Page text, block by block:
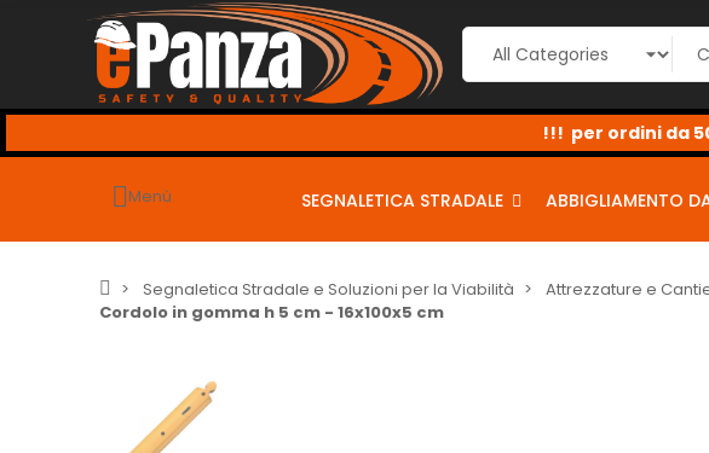
CARRELLO SU PREZZI GIÙ, al CHECKOUTusa i seguenti coupon per sconti
----
Menù SEGNALETICA STRADALE ABBIGLIAMENTO
Segnaletica Stradale e Soluzioni per la Viabilità Attrezzature e
Cordolo in gomma h 5 cm - 16x100x5 cm